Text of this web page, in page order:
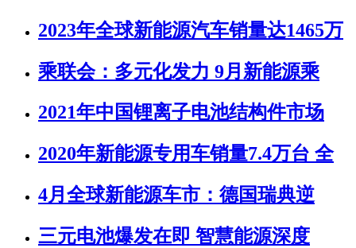
2023年全球新能源汽车销量达1465万
乘联会：多元化发力 9月新能源乘
2021年中国锂离子电池结构件市场
2020年新能源专用车销量7.4万台 全
4月全球新能源车市：德国瑞典逆
三元电池爆发在即 智慧能源深度